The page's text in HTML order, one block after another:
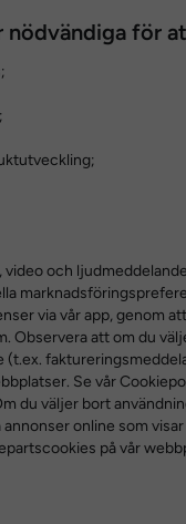
nödvändiga för
och
via vår app, genom
Observera att om du
Se vår
du väljer bort
online som
på vår